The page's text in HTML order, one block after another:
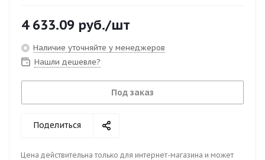
4 633.09 руб./шт
Наличие уточняйте у менеджеров
Нашли дешевле?
Под заказ
Поделиться
Цена действительна только для интернет-магазина и может